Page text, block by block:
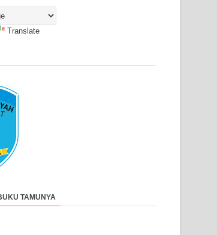
Translate
TAMUNYA